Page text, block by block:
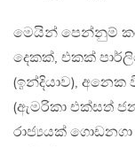
මෙයින් පෙන්නුම්
දෙකක්, එකක්
(ඉන්දියාව), අනෙක
(ඇමරිකා එක්සත්
රාජ්‍යයක්